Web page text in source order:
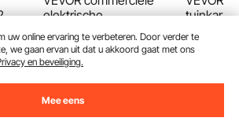
elektrische
ladewarmer,
roestvrijstalen
voedselwarmer met 3
30–85 °C, voor
restaurants,
(26)
1.237
tuinkar,
accu,
met 90°
uw online ervaring te verbeteren. Door verder te
we gaan ervan uit dat u akkoord gaat met ons
en beveiliging.
Mee eens